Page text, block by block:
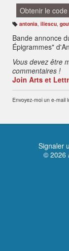
Obtenir le
B
ali
s
e
s
antonia, iliescu,
Bande annonce
Épigrammes"
Vous devez être
commentaires !
Join Arts et
Envoyez-moi un e-mail
Signaler
© 2026